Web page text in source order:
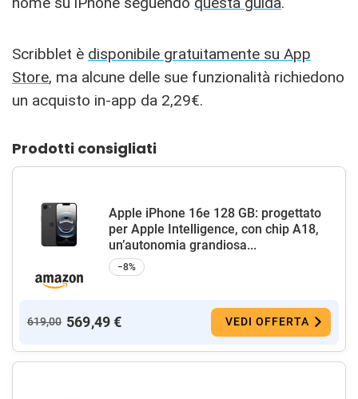
Scribblet è disponibile gratuitamente su App
Store, ma alcune delle sue funzionalità richiedono
un acquisto in-app da 2,29€.
Prodotti consigliati
Apple iPhone 16e 128 GB: progettato
per Apple Intelligence, con chip A18,
un’autonomia grandiosa...
−8%
619,00 569,49 € VEDI OFFERTA